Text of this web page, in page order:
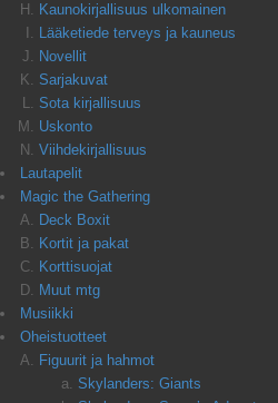
Kaunokirjallisuus ulkomainen
Lääketiede terveys ja kauneus
Novellit
Sarjakuvat
Sota kirjallisuus
Uskonto
Viihdekirjallisuus
Lautapelit
Magic the Gathering
Deck Boxit
Kortit ja pakat
Korttisuojat
Muut mtg
Musiikki
Oheistuotteet
Figuurit ja hahmot
Skylanders: Giants